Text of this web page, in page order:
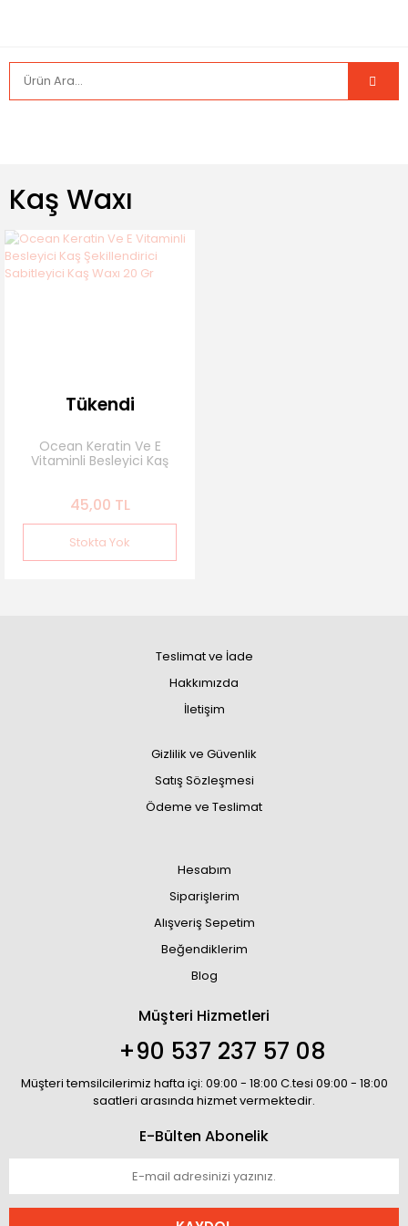
Kaş Waxı
Tükendi
Ocean Keratin Ve E
Vitaminli Besleyici Kaş
45,00 TL
Stokta Yok
Teslimat ve İade
Hakkımızda
İletişim
Gizlilik ve Güvenlik
Satış Sözleşmesi
Ödeme ve Teslimat
Hesabım
Siparişlerim
Alışveriş Sepetim
Beğendiklerim
Blog
Müşteri Hizmetleri
+90 537 237 57 08
Müşteri temsilcilerimiz hafta içi: 09:00 - 18:00 C.tesi 09:00 - 18:00
saatleri arasında hizmet vermektedir.
E-Bülten Abonelik